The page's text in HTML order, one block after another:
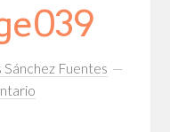
Fuentes